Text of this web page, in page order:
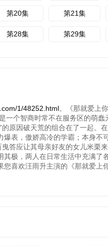
第20集 第21集
第28集 第29集
1/48252.html。《那就爱上
一个智商时常不在服务区的萌
原因破天荒的组合在了一起。
表，傲娇高冷的学霸；本身不
答应让其母亲好友的女儿米栗
极，两人在日常生活中充满
喜欢汪雨升主演的《那就爱上